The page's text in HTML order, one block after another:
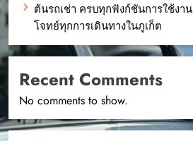
ต้นรถเช่า ครบทุกฟังก์ชันการใช้งา
โจทย์ทุกการเดินทางในภูเก็ต
Recent Comments
No comments to show.